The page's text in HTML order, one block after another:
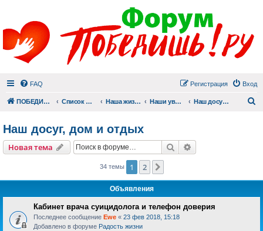
FAQ Вход
Регистрация
ПОБЕДИШЬ.РУ Список форумов Наша жизнь (не всё же о суициде!) Наши увлечения Наш досуг, дом и отдых
Наш досуг, дом и отдых
Новая тема Поиск
34 темы 1 2
Объявления
Кабинет врача суицидолога и телефон доверия
Последнее сообщение Ewe « 23 фев 2018, 15:18
Добавлено в форуме Радость жизни